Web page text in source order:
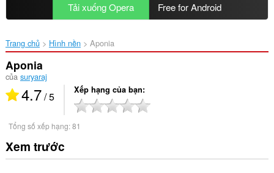
Tải xuống Opera Free for Android
Trang chủ Hình nền Aponia‎
Aponia
của suryaraj
4.7/ 5 Xếp hạng của bạn
Tổng số xếp hạng:81
Xem trước